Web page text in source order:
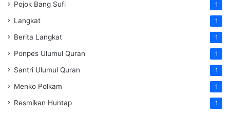
Pojok Bang Sufi 1
Langkat 1
Berita Langkat 1
Ponpes Ulumul Quran 1
Santri Ulumul Quran 1
Menko Polkam 1
Resmikan Huntap 1